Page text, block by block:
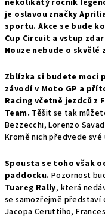
několikátý ročník
je oslavou značky
sportu. Akce se bude
Cup Circuit a vstup
Nouze nebude o
Zblízka si budete
závodí v Moto GP a
Racing včetně jezdců z
Team. Těšit se tak
Bezzecchi, Lorenzo
Kromě nich předvede své
Spousta se toho však
paddocku. Pozornost
Tuareg Rally, která
se samozřejmě
Jacopa Ceruttiho,